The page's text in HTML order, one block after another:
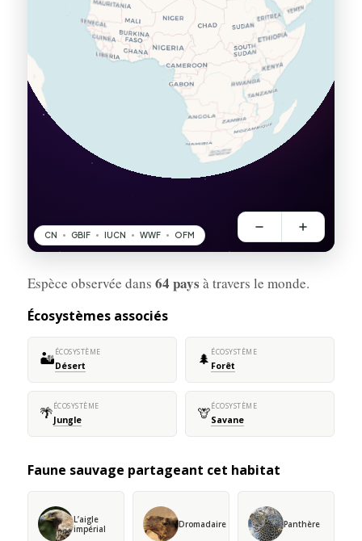
Espèce observée dans 64 pays à travers le monde.
Écosystèmes associés
🏜️ÉCOSYSTÈME
Désert 🌲 ÉCOSYSTÈME
Forêt
🌴ÉCOSYSTÈME
Jungle 🦒ÉCOSYSTÈME
Savane
Faune sauvage partageant cet habitat
L’aigle
impérial
Dromadaire Panthère